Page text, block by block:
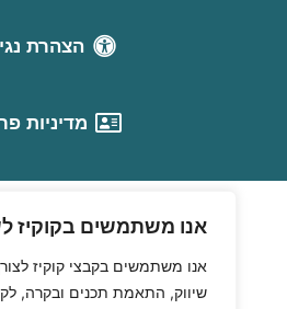
אנו משתמשים בקוקיז
אנו משתמשים בקבצי קוקיז לצורך
שיווק, התאמת תכנים ובקרה,
הצהרת
מדיניות